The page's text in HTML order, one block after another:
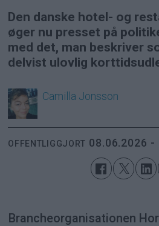
Den danske hotel- og
øger nu presset på
med det, man beskriver
delvist ulovlig
Camilla Jonsson
OFFENTLIGGJORT 08.06.2026 -
Brancheorganisationen